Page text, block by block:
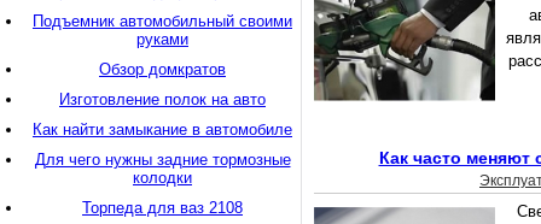
Как часто меняют
Подъемник автомобильный своими
руками
Обзор домкратов
Изготовление полок на авто
Как найти замыкание в автомобиле
Для чего нужны задние тормозные
колодки
Торпеда для ваз 2108